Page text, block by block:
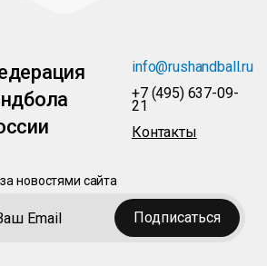
info@rushandball.ru
+7 (495) 637-09-
21
Контакты
новостями сайта
Подписаться